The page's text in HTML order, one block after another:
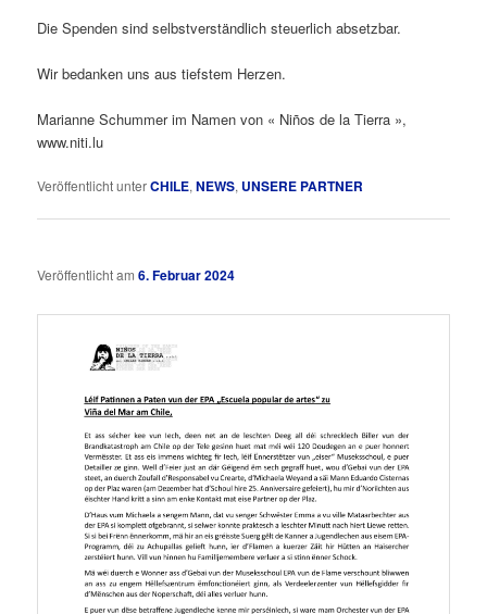
Die Spenden sind selbstverständlich steuerlich absetzbar.
Wir bedanken uns aus tiefstem Herzen.
Marianne Schummer im Namen von « Niños de la Tierra »,
www.niti.lu
Veröffentlicht unterCHILE,NEWS, UNSERE PARTNER
Veröffentlicht am6. Februar 2024